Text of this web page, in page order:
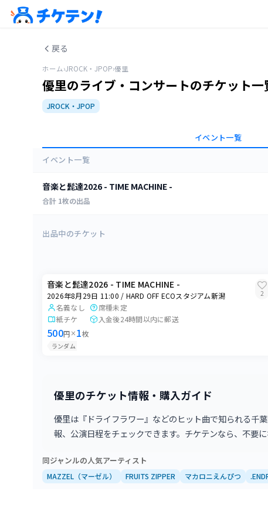
戻る
ホーム›JROCK・JPOP›優里
優里のライブ・コンサートのチケット一
JROCK・JPOP
イベント一覧
イベント一覧
音楽と髭達2026 - TIME MACHINE -
合計 1枚の出品
HARD OFF ECOスタジアム新潟
出品中のチケット
音楽と髭達2026 - TIME MACHINE -
2026年8月29日 11:00 / HARD OFF ECOスタジアム新潟 2
名義なし
席種未定
紙チケ
入金後24時間以内に郵送
500円 × 1枚
ランダム
優里のチケット情報・購入ガイド
優里は『ドライフラワー』などのヒット曲で知られる千
報、公演日程をチェックできます。チケテンなら、不要
同ジャンルの人気アーティスト
MAZZEL（マーゼル） FRUITS ZIPPER マカロニえんぴつ